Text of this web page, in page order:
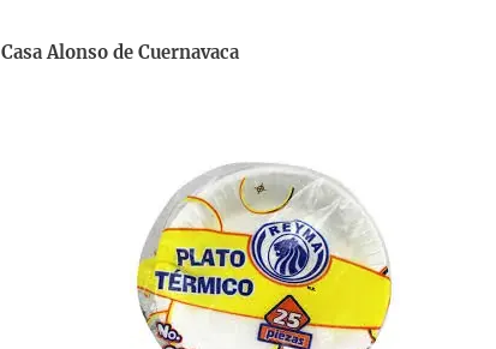
Casa Alonso de Cuernavaca